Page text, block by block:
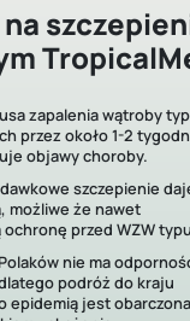
zapalenia wątroby
przez około 1-2
objawy choroby.
szczepienie
możliwe że nawet
przed WZW
nie ma
podróż do kraju
epidemią jest obarczona